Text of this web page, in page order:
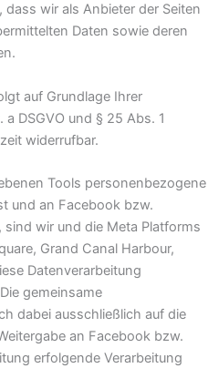
wir als Anbieter der Seiten
Daten sowie deren
auf Grundlage Ihrer
DSGVO und § 25 Abs. 1
widerrufbar.
Tools personenbezogene
und an Facebook bzw.
wir und die Meta Platforms
Grand Canal Harbour,
Datenverarbeitung
gemeinsame
dabei ausschließlich auf die
an Facebook bzw.
erfolgende Verarbeitung